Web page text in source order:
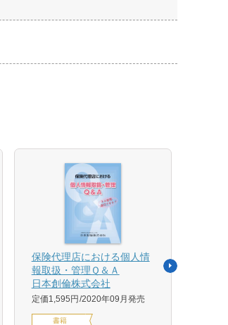
保険代理店における個人情
報取扱・管理Ｑ＆Ａ
日本創倫株式会社
定価1,595円 2020年09月発売
書籍